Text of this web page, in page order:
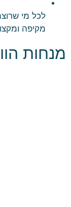
לכל מי
מקיפה
מנחות